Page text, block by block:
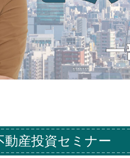
産投資セミナー